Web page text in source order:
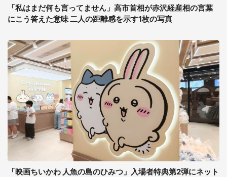
「私はまだ何も言ってません」高市首相が赤沢経産相の言葉
にこう答えた意味 二人の距離感を示す1枚の写真
「映画ちいかわ 人魚の島のひみつ」入場者特典第2弾にネット